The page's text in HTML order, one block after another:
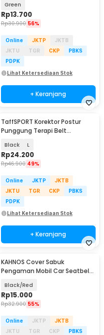
Green
Rp13.700
Rp30.900 56%
Online JKTP
JKTB
JKTU
TGR CKP
PBKS
PDPK
Lihat Ketersediaan Stok
+ Keranjang
TaffSPORT Korektor Postur
Punggung Terapi Belt
Black L
Rp24.200
Rp46.900 49%
Online JKTP
JKTB
JKTU
TGR CKP
PBKS
PDPK
Lihat Ketersediaan Stok
+ Keranjang
KAHNOS Cover Sabuk
Pengaman Mobil Car Seatbelt
Black/Red
Rp15.000
Rp32.900 55%
Online JKTP
JKTB
JKTU
TGR CKP
PBKS